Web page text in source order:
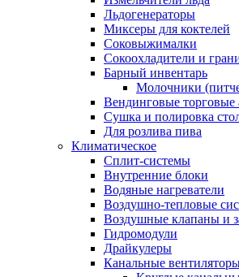
Льдогенераторы
Миксеры для коктелей
Соковыжималки
Сокоохладители и
Барный инвентарь
Молочники
Вендинговые торговые
Сушка и полировка
Для розлива пива
Климатическое
Сплит-системы
Внутренние блоки
Водяные нагреватели
Воздушно-тепловые
Воздушные клапаны и
Гидромодули
Драйкулеры
Канальные